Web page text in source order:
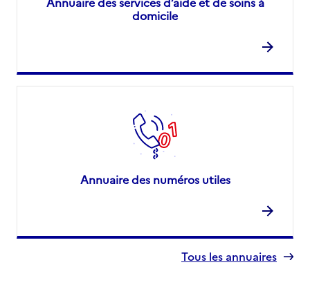
domicile
Annuaire des numéros utiles
Tous les annuaires